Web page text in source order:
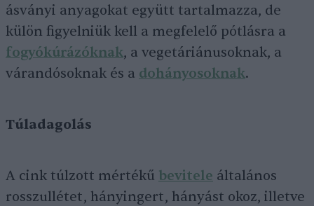
ásványi anyagokat együtt tartalmazza, de
külön figyelniük kell a megfelelő pótlásra a
fogyókúrázóknak, a vegetáriánusoknak, a
várandósoknak és a dohányosoknak.
Túladagolás
A cink túlzott mértékű bevitele általános
rosszullétet, hányingert, hányást okoz, illetve